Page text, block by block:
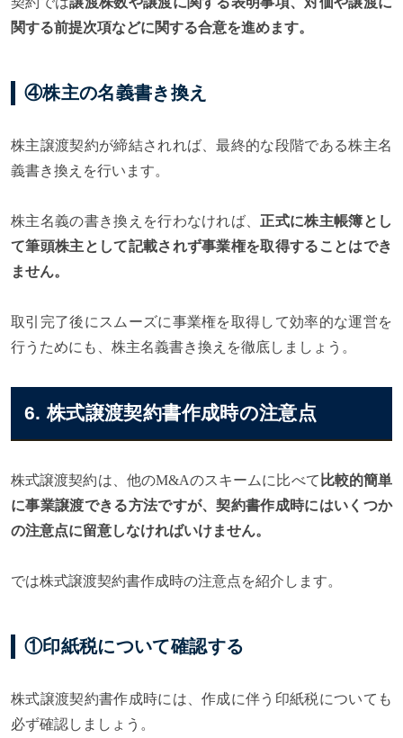
関する前提次項などに関する合意を進めます。
④株主の名義書き換え
株主譲渡契約が締結されれば、最終的な段階である株主名
義書き換えを行います。
株主名義の書き換えを行わなければ、 正式に株主帳簿とし
て筆頭株主として記載されず事業権を取得することはでき
ません。
取引完了後にスムーズに事業権を取得して効率的な運営を
行うためにも、株主名義書き換えを徹底しましょう。
6. 株式譲渡契約書作成時の注意点
株式譲渡契約は、他のM&Aのスキームに比べて 比較的簡単
に事業譲渡できる方法ですが、契約書作成時にはいくつか
の注意点に留意しなければいけません。
では株式譲渡契約書作成時の注意点を紹介します。
①印紙税について確認する
株式譲渡契約書作成時には、作成に伴う印紙税についても
必ず確認しましょう。